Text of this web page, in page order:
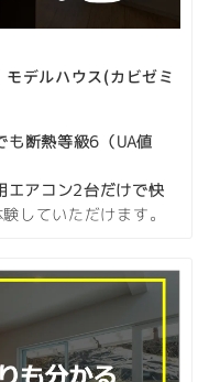
デルハウス(カビゼミ
も断熱等級6（UA値
エアコン2台だけで快
していただけます。